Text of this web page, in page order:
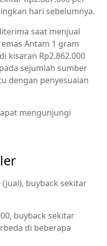
hari sebelumnya.
saat menjual
Antam 1 gram
kisaran Rp2.862.000
sejumlah sumber
dengan penyesuaian
mengunjungi
(jual), buyback sekitar
buyback sekitar
di beberapa